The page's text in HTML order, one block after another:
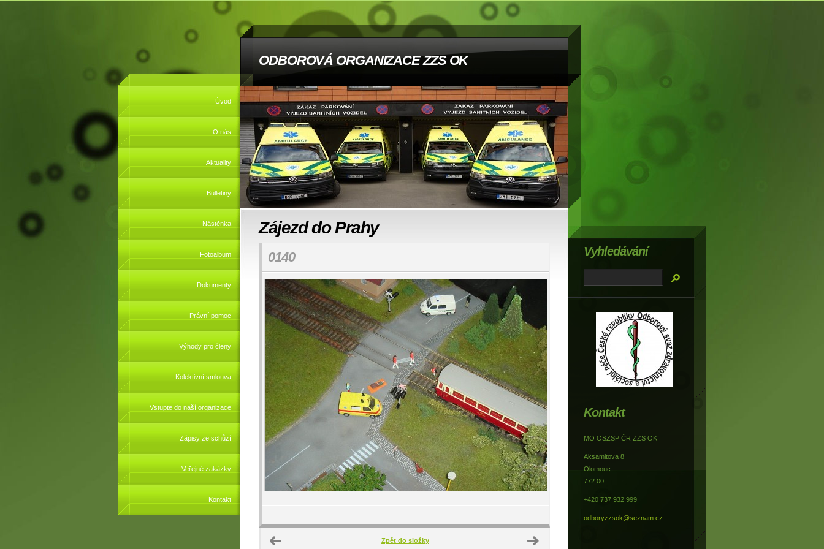
ODBOROVÁ ORGANIZACE ZZS OK
Úvod
O nás
Aktuality
Bulletiny
Nástěnka
Fotoalbum
Dokumenty
Právní pomoc
Výhody pro členy
Kolektivní smlouva
Vstupte do naší organizace
Zápisy ze schůzí
Veřejné zakázky
Kontakt
Zájezd do Prahy
0140
Zpět do složky
Kontakt
MO OSZSP ČR ZZS OK
Aksamitova 8
Olomouc
772 00
+420 737 932 999
odboryzzsok@seznam.cz
Vyhledávání